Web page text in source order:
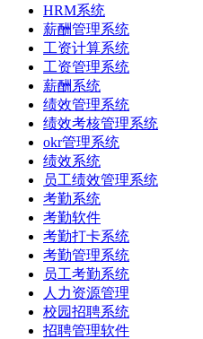
HRM系统
薪酬管理系统
工资计算系统
工资管理系统
薪酬系统
绩效管理系统
绩效考核管理系统
okr管理系统
绩效系统
员工绩效管理系统
考勤系统
考勤软件
考勤打卡系统
考勤管理系统
员工考勤系统
人力资源管理
校园招聘系统
招聘管理软件